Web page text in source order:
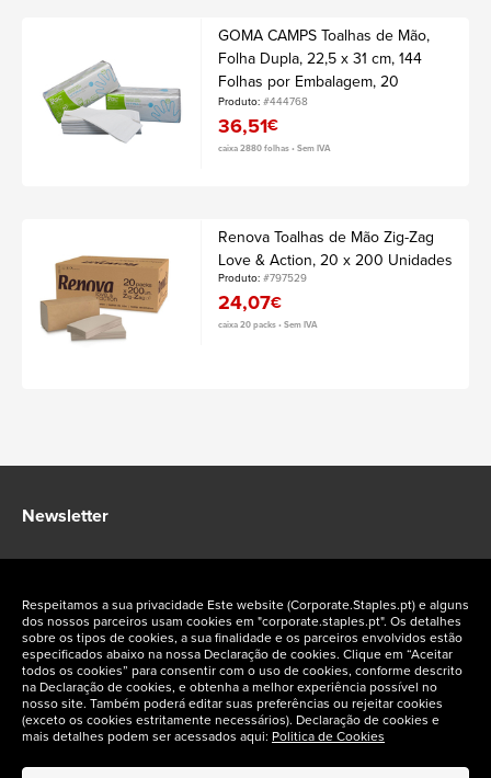
GOMA CAMPS Toalhas de Mão,
Folha Dupla, 22,5 x 31 cm, 144
Folhas por Embalagem, 20
Embalagens
Produto:#444768
36,51€
caixa 2880 folhas • Sem IVA
Renova Toalhas de Mão Zig-Zag
Love & Action, 20 x 200 Unidades
Produto:#797529
24,07€
caixa 20 packs • Sem IVA
Newsletter
Fique a par das ofertas exclusivas Staples Corporate
Siga-nos nas redes sociais
Respeitamos a sua privacidade Este website (Corporate.Staples.pt) e alguns
dos nossos parceiros usam cookies em "corporate.staples.pt". Os detalhes
sobre os tipos de cookies, a sua finalidade e os parceiros envolvidos estão
especificados abaixo na nossa Declaração de cookies. Clique em “Aceitar
todos os cookies” para consentir com o uso de cookies, conforme descrito
na Declaração de cookies, e obtenha a melhor experiência possível no
nosso site. Também poderá editar suas preferências ou rejeitar cookies
(exceto os cookies estritamente necessários). Declaração de cookies e
mais detalhes podem ser acessados aqui: Politica de Cookies